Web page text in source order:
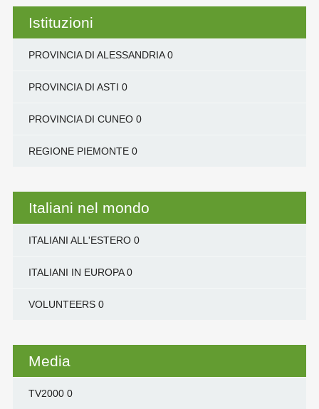
Istituzioni
PROVINCIA DI ALESSANDRIA0
PROVINCIA DI ASTI 0
PROVINCIA DI CUNEO0
REGIONE PIEMONTE0
Italiani nel mondo
ITALIANI ALL'ESTERO0
ITALIANI IN EUROPA0
VOLUNTEERS0
Media
TV20000